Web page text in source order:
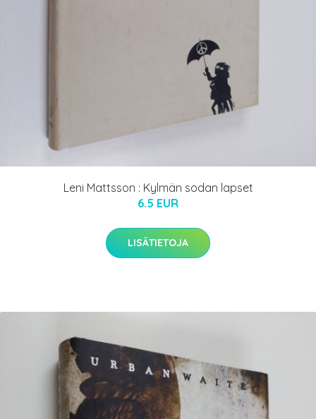
Leni Mattsson : Kylmän sodan lapset
6.5 EUR
LISÄTIETOJA